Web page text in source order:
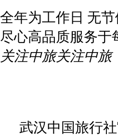
全年为工作日 无
尽心高品质服务于
关注中旅关注中旅
武汉中国旅行